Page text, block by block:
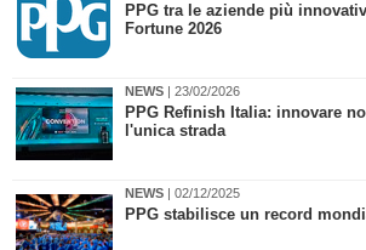
​PPG tra le aziende più
Fortune 2026
NEWS | 23/02/2026
PPG Refinish Italia: innovare
l'unica strada
NEWS | 02/12/2025
PPG stabilisce un record